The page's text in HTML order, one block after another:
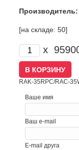
Производитель:
[на складе: 50]
x
RAK-35RPC/RAC-
Ваше имя
Ваш e-mail
E-mail друга